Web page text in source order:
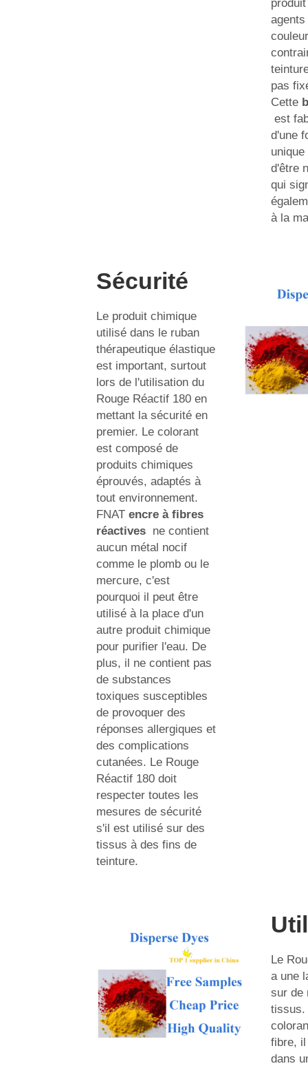
pas
Cette
est
d'une
d'être
qui
à la
Sécurité
Le produit chimique
utilisé dans le ruban
thérapeutique élastique
est important, surtout
lors de l'utilisation du
Rouge Réactif 180 en
mettant la sécurité en
premier. Le colorant
est composé de
produits chimiques
éprouvés, adaptés à
tout environnement.
FNAT encre à fibres
réactives ne contient
aucun métal nocif
comme le plomb ou le
mercure, c'est
pourquoi il peut être
utilisé à la place d'un
autre produit chimique
pour purifier l'eau. De
plus, il ne contient pas
de substances
toxiques susceptibles
de provoquer des
réponses allergiques et
des complications
cutanées. Le Rouge
Réactif 180 doit
respecter toutes les
mesures de sécurité
s'il est utilisé sur des
tissus à des fins de
teinture.
Le
a une
sur de
tissus.
fibre, il
dans